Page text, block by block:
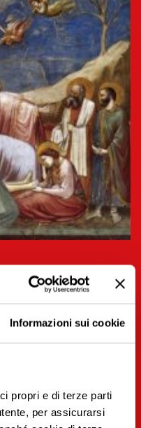
Informazioni sui cookie
propri e di terze parti
per assicurarsi
all’Ottocento